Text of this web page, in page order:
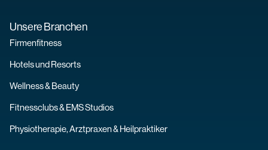
Unsere Branchen
Firmenfitness
Hotels und Resorts
Wellness & Beauty
Fitnessclubs & EMS Studios
Physiotherapie, Arztpraxen & Heilpraktiker